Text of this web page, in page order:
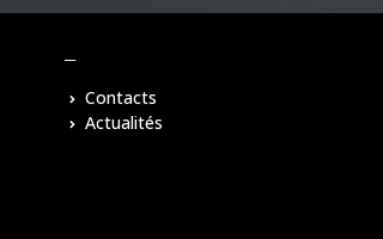
–
Contacts
Actualités